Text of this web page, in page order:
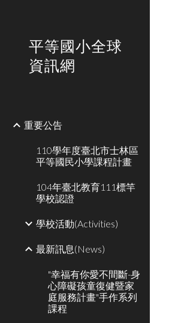
平等國小全球
資訊網
重要公告
110學年度臺北市士林區
平等國民小學課程計畫
104年臺北教育111標竿
學校認證
學校活動(Activities)
最新訊息(News)
"幸福有你愛不間斷-身
心障礙孩童復健暨家
庭服務計畫"手作系列
課程